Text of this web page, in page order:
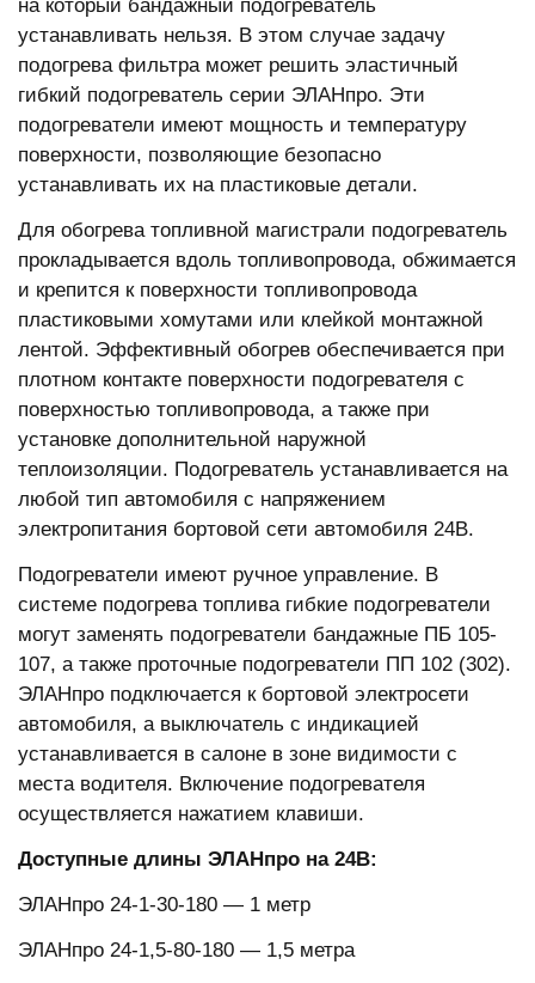
на который бандажный подогреватель
устанавливать нельзя. В этом случае задачу
подогрева фильтра может решить эластичный
гибкий подогреватель серии ЭЛАНпро. Эти
подогреватели имеют мощность и температуру
поверхности, позволяющие безопасно
устанавливать их на пластиковые детали.
Для обогрева топливной магистрали подогреватель
прокладывается вдоль топливопровода, обжимается
и крепится к поверхности топливопровода
пластиковыми хомутами или клейкой монтажной
лентой. Эффективный обогрев обеспечивается при
плотном контакте поверхности подогревателя с
поверхностью топливопровода, а также при
установке дополнительной наружной
теплоизоляции. Подогреватель устанавливается на
любой тип автомобиля с напряжением
электропитания бортовой сети автомобиля 24В.
Подогреватели имеют ручное управление. В
системе подогрева топлива гибкие подогреватели
могут заменять подогреватели бандажные ПБ 105-
107, а также проточные подогреватели ПП 102 (302).
ЭЛАНпро подключается к бортовой электросети
автомобиля, а выключатель с индикацией
устанавливается в салоне в зоне видимости с
места водителя. Включение подогревателя
осуществляется нажатием клавиши.
Доступные длины ЭЛАНпро на 24В:
ЭЛАНпро 24-1-30-180 — 1 метр
ЭЛАНпро 24-1,5-80-180 — 1,5 метра